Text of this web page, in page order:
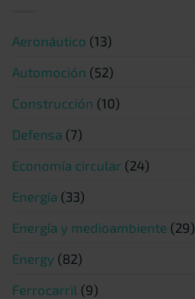
Aeronáutico (13)
Automoción (52)
Construcción (10)
Defensa (7)
Economía circular (24)
Energía (33)
Energía y medioambiente (29)
Energy (82)
Ferrocarril (9)